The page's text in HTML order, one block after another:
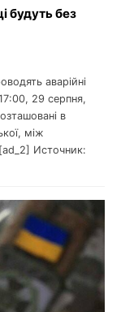
будуть без
аварійні
29 серпня,
в
між
Источник: